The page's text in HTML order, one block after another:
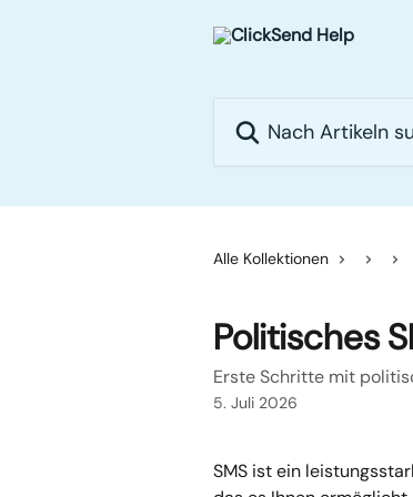
Alle Kollektionen
Politisches
Erste Schritte mit
5. Juli 2026
SMS ist ein